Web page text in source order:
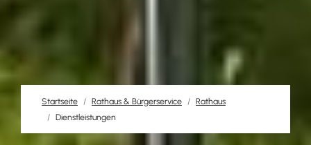
Startseite Rathaus & Bürgerservice
Rathaus
Dienstleistungen